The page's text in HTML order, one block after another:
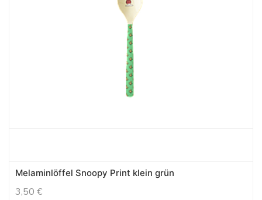
Melaminlöffel Snoopy Print klein grün
3,50 €